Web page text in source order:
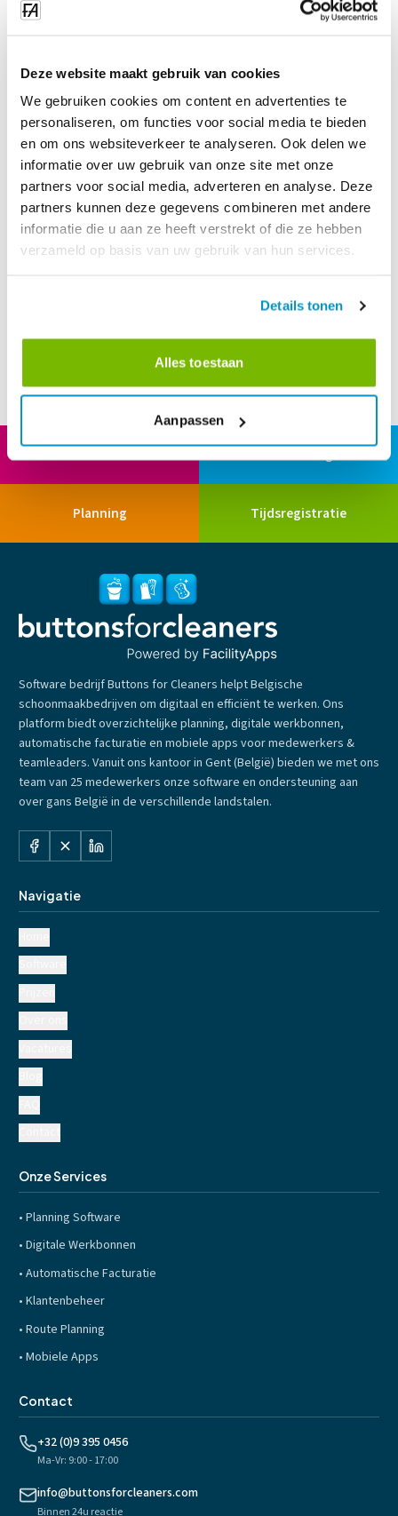
Deze website maakt gebruik van cookies
We gebruiken cookies om content en advertenties te
personaliseren, om functies voor social media te bieden
en om ons websiteverkeer te analyseren. Ook delen we
informatie over uw gebruik van onze site met onze
partners voor social media, adverteren en analyse. Deze
partners kunnen deze gegevens combineren met andere
informatie die u aan ze heeft verstrekt of die ze hebben
verzameld op basis van uw gebruik van hun services.
Details tonen
Alles toestaan
Aanpassen
Wij bellen om in te plannen
Bevestiging + prijzen
Wat klanten zeggen
wat te doen. Geen misverstanden meer.”
Operations manager, Antwerpen
Planning Tijdsregistratie
Software bedrijf Buttons for Cleaners helpt Belgische
schoonmaakbedrijven om digitaal en efficiënt te werken. Ons
platform biedt overzichtelijke planning, digitale werkbonnen,
automatische facturatie en mobiele apps voor medewerkers &
teamleaders. Vanuit ons kantoor in Gent (België) bieden we met ons
team van 25 medewerkers onze software en ondersteuning aan
over gans België in de verschillende landstalen.
Navigatie
Onze Services
• Planning Software
• Digitale Werkbonnen
• Automatische Facturatie
• Klantenbeheer
• Route Planning
• Mobiele Apps
Contact
+32 (0)9 395 0456
Ma-Vr: 9:00 - 17:00
info@buttonsforcleaners.com
Binnen 24u reactie